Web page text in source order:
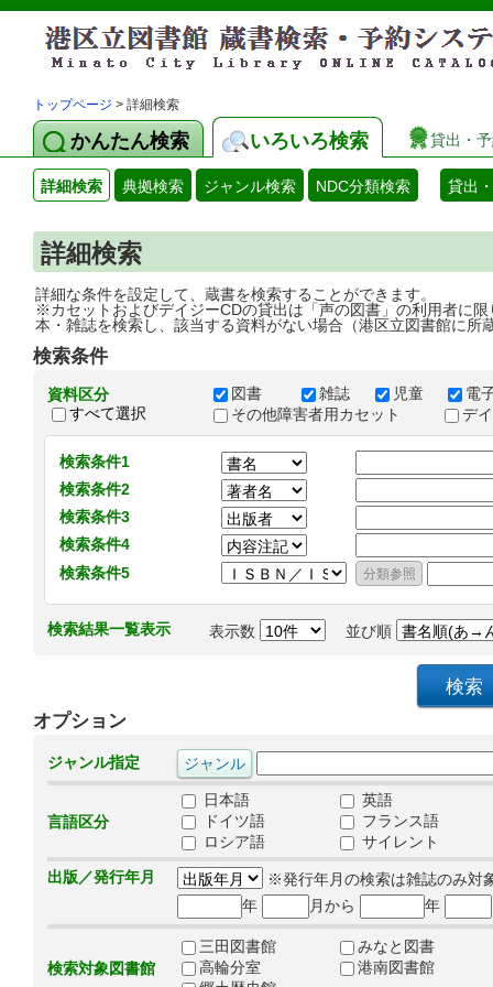
トップページ > 詳細検索
かんたん検索 いろいろ検索 貸出・
詳細検索 典拠検索 ジャンル検索 NDC分類検索 貸出
詳細検索
詳細な条件を設定して、蔵書を検索することができます。
※カセットおよびデイジーCDの貸出は「声の図書」の利用者に限
本・雑誌を検索し、該当する資料がない場合（港区立図書館に所
検索条件
資料区分
すべて選択
図書 雑誌 児童
電
その他障害者用カセット
デ
検索条件1
検索条件2
検索条件3
検索条件4
検索条件5
検索結果一覧表示 表示数 並び順
オプション
ジャンル指定
言語区分
日本語
英語
ドイツ語
フランス語
ロシア語
サイレント
出版／発行年月
※発行年月の検索は雑誌のみ対
年
月から 年
検索対象図書館
三田図書館
みなと図書
高輪分室
港南図書館